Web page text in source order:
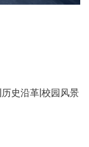
历史沿革 校园风景